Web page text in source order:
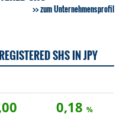
zum Unternehmensprofil
SHS IN JPY
0,18 %